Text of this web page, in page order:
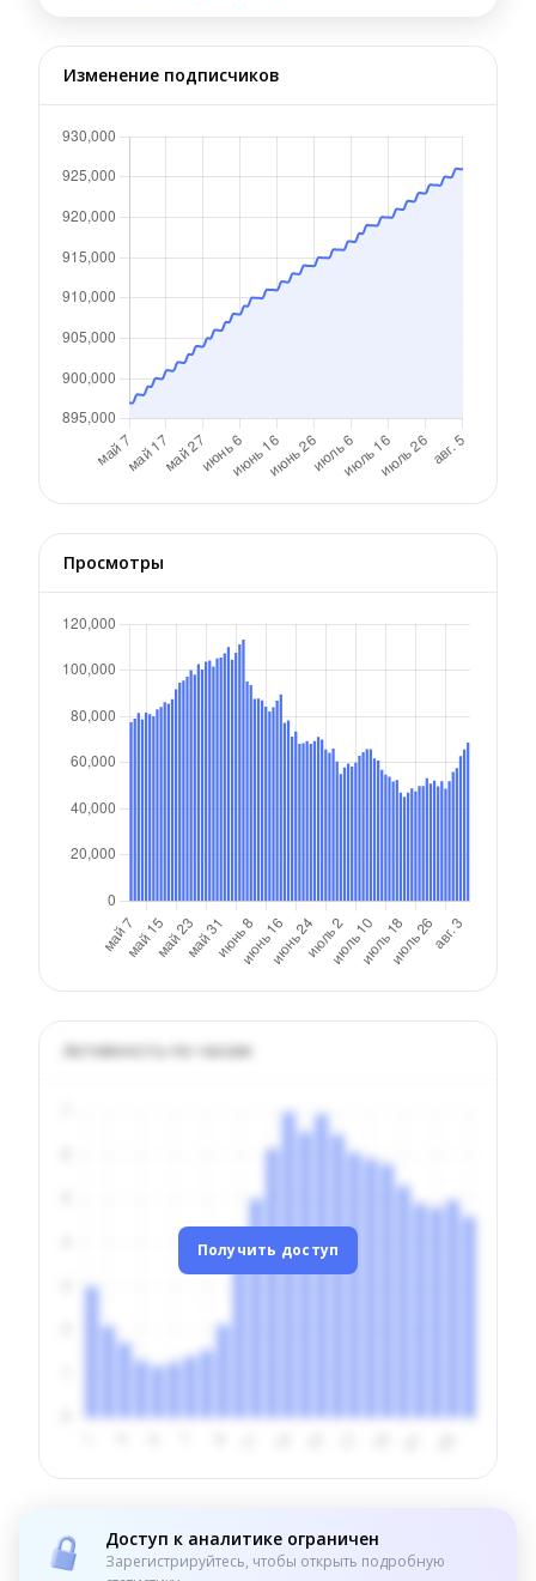
Изменение подписчиков
Просмотры
Активность по часам
Получить доступ
Доступ к аналитике ограничен
Зарегистрируйтесь, чтобы открыть подробную